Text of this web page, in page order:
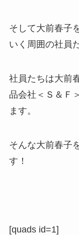
そして大前春子
いく周囲の社員
社員たちは大前
品会社＜Ｓ＆Ｆ
ます。
そんな大前春子
す！
[quads id=1]